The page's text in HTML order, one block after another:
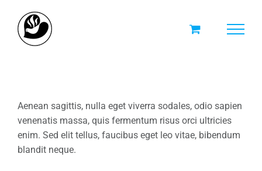
content
Aenean sagittis, nulla eget viverra sodales, odio sapien
venenatis massa, quis fermentum risus orci ultricies
enim. Sed elit tellus, faucibus eget leo vitae, bibendum
blandit neque.